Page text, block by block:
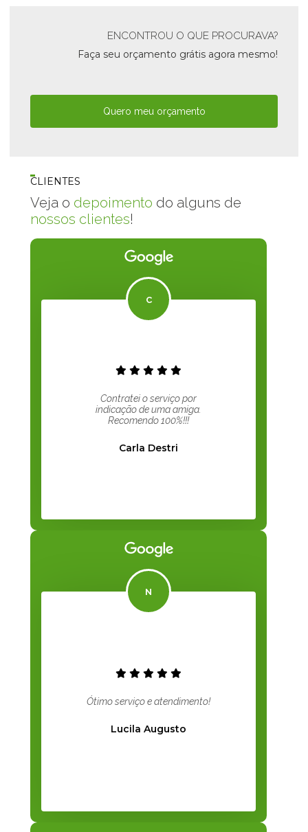
ENCONTROU O QUE PROCURAVA?
Faça seu orçamento grátis agora mesmo!
Quero meu orçamento
CLIENTES
Veja o depoimento do alguns de
nossos clientes!
Contratei o serviço por
indicação de uma amiga.
Recomendo 100%!!!
Carla Destri
Ótimo serviço e atendimento!
Lucila Augusto